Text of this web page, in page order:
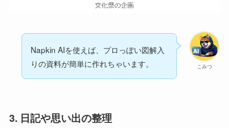
こみつ
Napkin AIを使えば、プロっぽい図解入
りの資料が簡単に作れちゃいます。
3. 日記や思い出の整理